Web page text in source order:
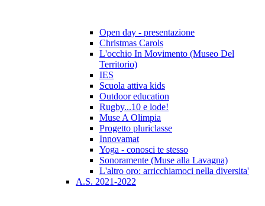
Open day - presentazione
Christmas Carols
L'occhio In Movimento (Museo Del
Territorio)
IES
Scuola attiva kids
Outdoor education
Rugby...10 e lode!
Muse A Olimpia
Progetto pluriclasse
Innovamat
Yoga - conosci te stesso
Sonoramente (Muse alla Lavagna)
L'altro oro: arricchiamoci nella diversita'
A.S. 2021-2022